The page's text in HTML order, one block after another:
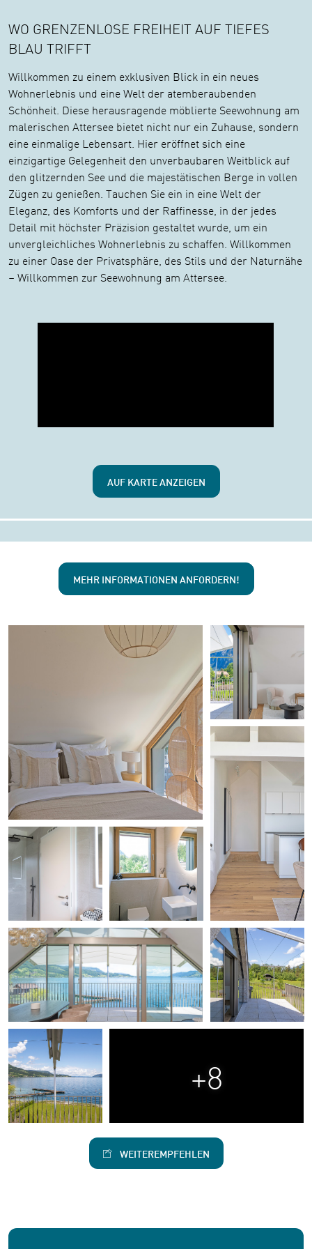
WO GRENZENLOSE FREIHEIT AUF TIEFES
BLAU TRIFFT
Willkommen zu einem exklusiven Blick in ein neues
Wohnerlebnis und eine Welt der atemberaubenden
Schönheit. Diese herausragende möblierte Seewohnung am
malerischen Attersee bietet nicht nur ein Zuhause, sondern
eine einmalige Lebensart. Hier eröffnet sich eine
einzigartige Gelegenheit den unverbaubaren Weitblick auf
den glitzernden See und die majestätischen Berge in vollen
Zügen zu genießen. Tauchen Sie ein in eine Welt der
Eleganz, des Komforts und der Raffinesse, in der jedes
Detail mit höchster Präzision gestaltet wurde, um ein
unvergleichliches Wohnerlebnis zu schaffen. Willkommen
zu einer Oase der Privatsphäre, des Stils und der Naturnähe
– Willkommen zur Seewohnung am Attersee.
AUF KARTE ANZEIGEN
MEHR INFORMATIONEN ANFORDERN!
+8
WEITEREMPFEHLEN